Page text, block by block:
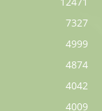
7327
4999
4874
4042
4009